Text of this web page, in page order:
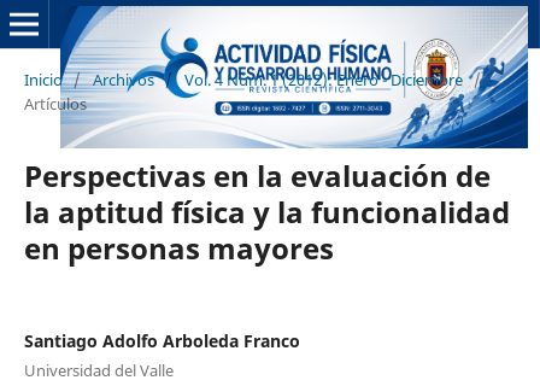
Inicio / Archivos / Vol. 4 Núm. 1 (2012): Enero - Diciembre /
Artículos
Perspectivas en la evaluación de
la aptitud física y la funcionalidad
en personas mayores
Santiago Adolfo Arboleda Franco
Universidad del Valle